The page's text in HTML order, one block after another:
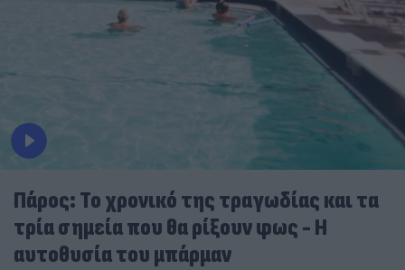
Πάρος: Το χρονικό της τραγωδίας και τα
τρία σημεία που θα ρίξουν φως - Η
αυτοθυσία του μπάρμαν